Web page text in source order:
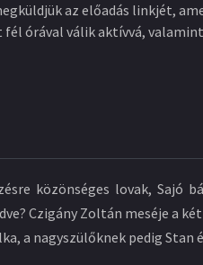
az előadás linkjét,
órával válik aktívvá,
közönséges lovak,
Czigány Zoltán meséje a
a nagyszülőknek pedig Stan